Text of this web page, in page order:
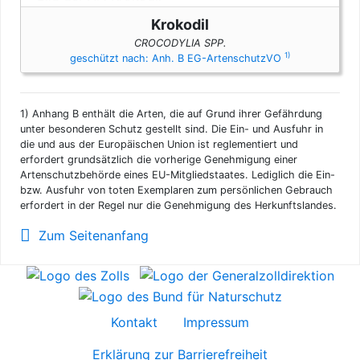
Krokodil
CROCODYLIA SPP.
geschützt nach: Anh. B EG-ArtenschutzVO 1)
1) Anhang B enthält die Arten, die auf Grund ihrer Gefährdung
unter besonderen Schutz gestellt sind. Die Ein- und Ausfuhr in
die und aus der Europäischen Union ist reglementiert und
erfordert grundsätzlich die vorherige Genehmigung einer
Artenschutzbehörde eines EU-Mitgliedstaates. Lediglich die Ein-
bzw. Ausfuhr von toten Exemplaren zum persönlichen Gebrauch
erfordert in der Regel nur die Genehmigung des Herkunftslandes.
Zum Seitenanfang
Kontakt
Impressum
Erklärung zur Barrierefreiheit